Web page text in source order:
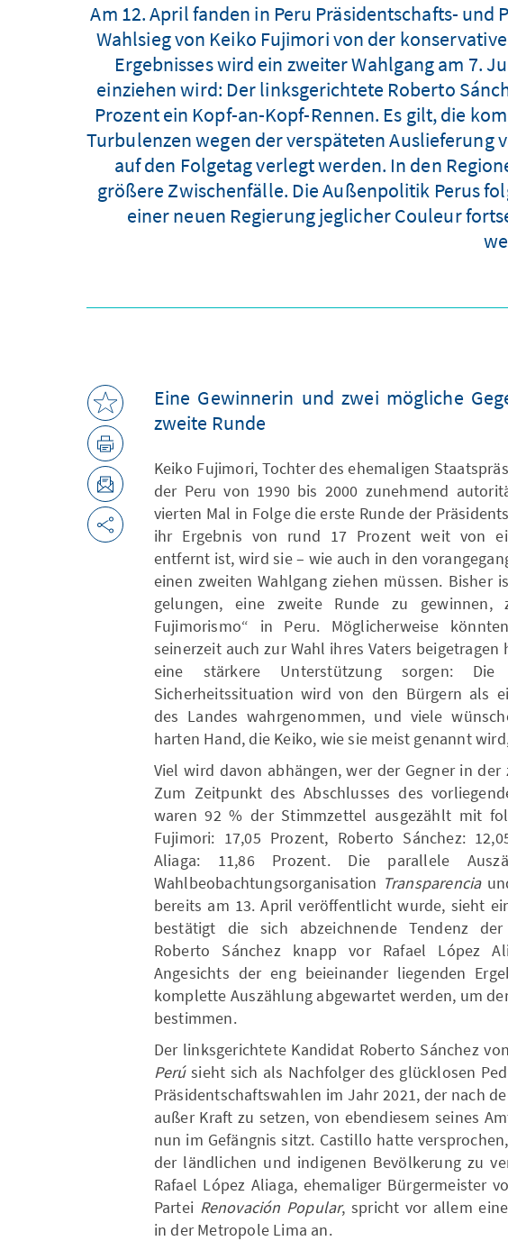
Am 12. April fanden in Peru Präsidentschafts-
Wahlsieg von Keiko Fujimori von der
Ergebnisses wird ein zweiter Wahlgang am 7.
einziehen wird: Der linksgerichtete Roberto
Prozent ein Kopf-an-Kopf-Rennen. Es gilt, die
Turbulenzen wegen der verspäteten Auslieferung
auf den Folgetag verlegt werden. In den
größere Zwischenfälle. Die Außenpolitik Perus
einer neuen Regierung jeglicher Couleur
Eine Gewinnerin und zwei mögliche
zweite Runde
Keiko Fujimori, Tochter des ehemaligen
der Peru von 1990 bis 2000 zunehmend
vierten Mal in Folge die erste Runde der
ihr Ergebnis von rund 17 Prozent weit von
entfernt ist, wird sie – wie auch in den
einen zweiten Wahlgang ziehen müssen. Bisher
gelungen, eine zweite Runde zu
Fujimorismo“ in Peru. Möglicherweise
seinerzeit auch zur Wahl ihres Vaters
eine stärkere Unterstützung sorgen: Die
Sicherheitssituation wird von den Bürgern als
des Landes wahrgenommen, und viele
harten Hand, die Keiko, wie sie meist genannt
Viel wird davon abhängen, wer der Gegner in
Zum Zeitpunkt des Abschlusses des
waren 92 % der Stimmzettel ausgezählt mit
Fujimori: 17,05 Prozent, Roberto Sánchez:
Aliaga: 11,86 Prozent. Die parallele
Wahlbeobachtungsorganisation Transparencia
bereits am 13. April veröffentlicht wurde, sieht
bestätigt die sich abzeichnende Tendenz
Roberto Sánchez knapp vor Rafael López
Angesichts der eng beieinander liegenden
komplette Auszählung abgewartet werden, um
bestimmen.
Der linksgerichtete Kandidat Roberto Sánchez
Perúsieht sich als Nachfolger des glücklosen
Präsidentschaftswahlen im Jahr 2021, der nach
außer Kraft zu setzen, von ebendiesem seines
nun im Gefängnis sitzt. Castillo hatte
der ländlichen und indigenen Bevölkerung zu
Rafael López Aliaga, ehemaliger Bürgermeister
Partei Renovación Popular, spricht vor allem
in der Metropole Lima an.